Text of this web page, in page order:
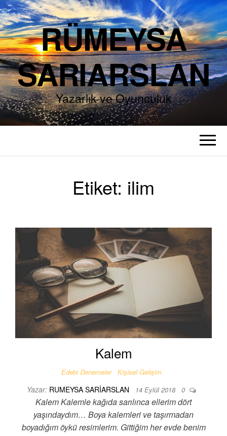
RÜMEYSA
SARIARSLAN
Yazarlık ve Oyunculuk
Etiket: ilim
Kalem
Edebi Denemeler Kişisel Gelişim
Yazar: RUMEYSA SARIARSLAN 14 Eylül 2018 0
Kalem Kalemle kağıda sarılınca ellerim dört
yaşındaydım… Boya kalemleri ve taşırmadan
boyadığım öykü resimlerim. Gittiğim her evde benim